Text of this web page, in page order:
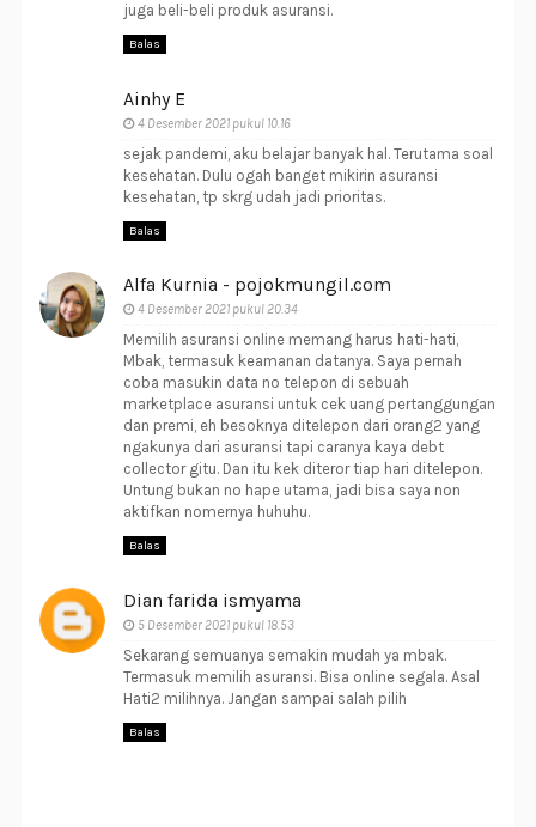
juga beli-beli produk asuransi.
Balas
Ainhy E
4 Desember 2021 pukul 10.16
sejak pandemi, aku belajar banyak hal. Terutama soal
kesehatan. Dulu ogah banget mikirin asuransi
kesehatan, tp skrg udah jadi prioritas.
Balas
Alfa Kurnia - pojokmungil.com
4 Desember 2021 pukul 20.34
Memilih asuransi online memang harus hati-hati,
Mbak, termasuk keamanan datanya. Saya pernah
coba masukin data no telepon di sebuah
marketplace asuransi untuk cek uang pertanggungan
dan premi, eh besoknya ditelepon dari orang2 yang
ngakunya dari asuransi tapi caranya kaya debt
collector gitu. Dan itu kek diteror tiap hari ditelepon.
Untung bukan no hape utama, jadi bisa saya non
aktifkan nomernya huhuhu.
Balas
Dian farida ismyama
5 Desember 2021 pukul 18.53
Sekarang semuanya semakin mudah ya mbak.
Termasuk memilih asuransi. Bisa online segala. Asal
Hati2 milihnya. Jangan sampai salah pilih
Balas